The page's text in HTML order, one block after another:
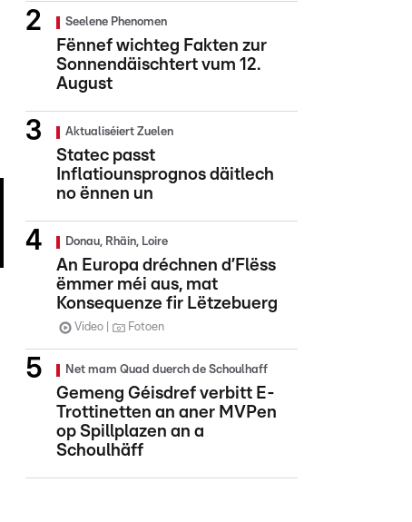
Seelene Phenomen
Fënnef wichteg Fakten zur
Sonnendäischtert vum 12.
August
Aktualiséiert Zuelen
Statec passt
Inflatiounsprognos däitlech
no ënnen un
Donau, Rhäin, Loire
An Europa dréchnen d’Flëss
ëmmer méi aus, mat
Konsequenze fir Lëtzebuerg
Video Fotoen
Net mam Quad duerch de Schoulhaff
Gemeng Géisdref verbitt E-
Trottinetten an aner MVPen
op Spillplazen an a
Schoulhäff